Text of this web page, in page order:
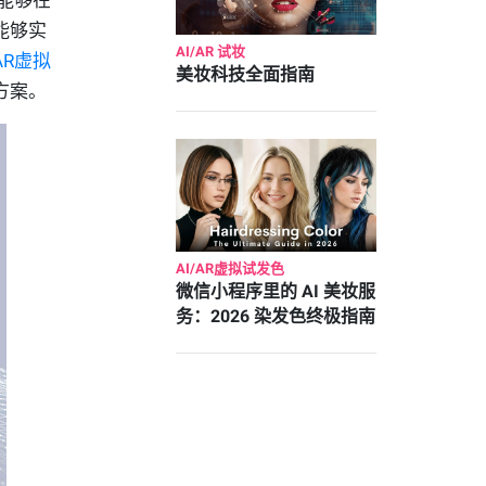
够实
虚拟
。
AI/AR 试妆
美妆科技全面指南
AI/AR虚拟试发色
微信小程序里的 AI 美妆服
务：2026 染发色终极指南